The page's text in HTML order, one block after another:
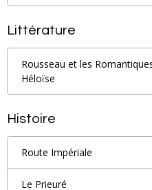
Littérature
Rousseau et les
Héloïse
Histoire
Route Impériale
Le Prieuré